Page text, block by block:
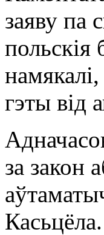
заяву па
гэты від
за закон
Касьцёла.